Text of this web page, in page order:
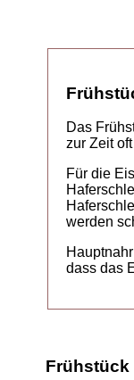
Das
zur Zeit
Für die
werden
dass das
Frühstück